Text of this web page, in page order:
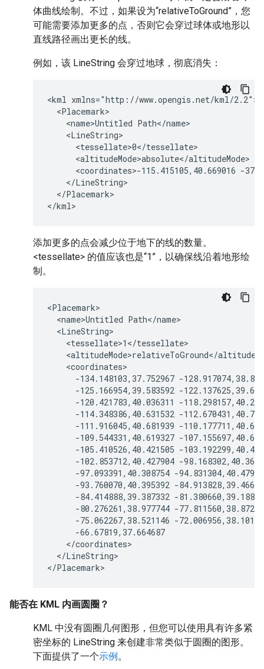
体曲线绘制。不过，如果设为“relativeToGround”，您
可能需要添加更多的点，否则它会穿过球体或地形以
直线路径画出更长的线。
例如，该 LineString 会穿过地球，彻底消失：
<kml xmlns="http://www.opengis.net/kml/2.2">
  <Placemark>
    <name>Untitled Path</name>
    <LineString>
      <tessellate>0</tessellate>
      <altitudeMode>absolute</altitudeMode>
<coordinates>-115.415105,40.669016 -
    </LineString>
  </Placemark>
</kml>
添加更多的点会减少位于地下的线的数量。
<tessellate> 的值应该也是“1”，以确保线沿着地形绘
制。
<Placemark>
  <name>Untitled Path</name>
  <LineString>
    <tessellate>1</tessellate>
<altitudeMode>relativeToGround</
    <coordinates>
-134.148103,37.752967 -
-125.166954,39.583592 -
-120.421783,40.036311 -
-114.348386,40.631532 -
-111.916045,40.681939 -
-109.544331,40.619327 -
-105.410526,40.421505 -
-102.853712,40.427904 -
-97.093391,40.308754 -
-93.760070,40.395392 -
-84.414888,39.387332 -
-80.276261,38.977744 -
-75.062267,38.521146 -
      -66.67819,37.664687
    </coordinates>
  </LineString>
</Placemark>
能否在 KML 内画圆圈？
KML 中没有圆圈几何图形，但您可以使用具有许多紧
密坐标的 LineString 来创建非常类似于圆圈的图形。
下面提供了一个示例。